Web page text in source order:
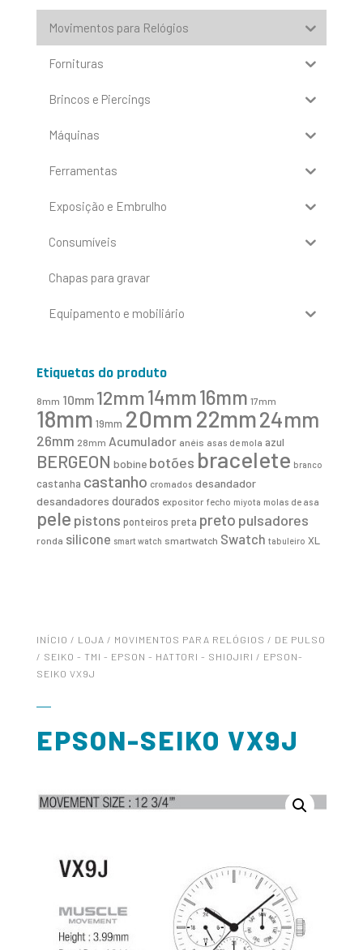
Movimentos para Relógios
Fornituras
Brincos e Piercings
Máquinas
Ferramentas
Exposição e Embrulho
Consumíveis
Chapas para gravar
Equipamento e mobiliário
Etiquetas do produto
8mm 10mm 12mm14mm16mm 17mm
18mm 19mm 20mm 22mm24mm
26mm 28mm Acumulador anéis asas de mola azul
BERGEON bobine botões bracelete branco
castanha castanho cromados desandador
desandadores dourados expositor fecho miyota molas de asa
pele pistons ponteiros preta preto pulsadores
ronda silicone smart watch smartwatch Swatch tabuleiro XL
INÍCIO / LOJA / MOVIMENTOS PARA RELÓGIOS / DE PULSO
/ SEIKO - TMI - EPSON - HATTORI - SHIOJIRI / EPSON-
SEIKO VX9J
EPSON-SEIKO VX9J